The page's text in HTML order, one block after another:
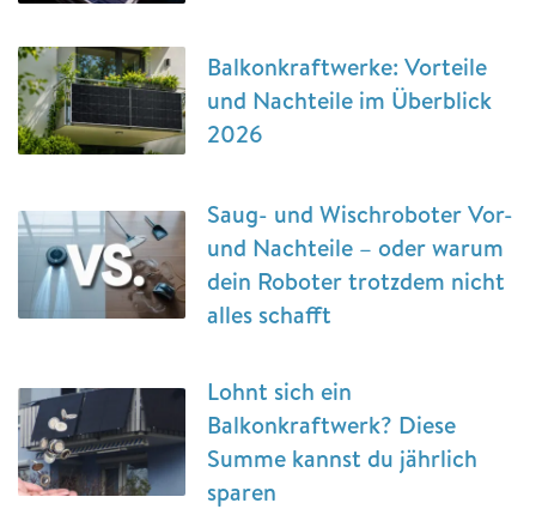
Balkonkraftwerke: Vorteile
und Nachteile im Überblick
2026
Saug- und Wischroboter Vor-
und Nachteile – oder warum
dein Roboter trotzdem nicht
alles schafft
Lohnt sich ein
Balkonkraftwerk? Diese
Summe kannst du jährlich
sparen